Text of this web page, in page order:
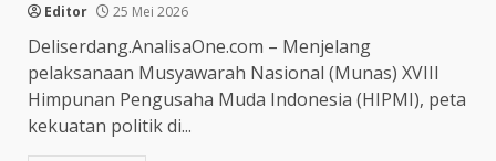
Editor 25 Mei 2026
Deliserdang.AnalisaOne.com – Menjelang
pelaksanaan Musyawarah Nasional (Munas) XVIII
Himpunan Pengusaha Muda Indonesia (HIPMI), peta
kekuatan politik di...